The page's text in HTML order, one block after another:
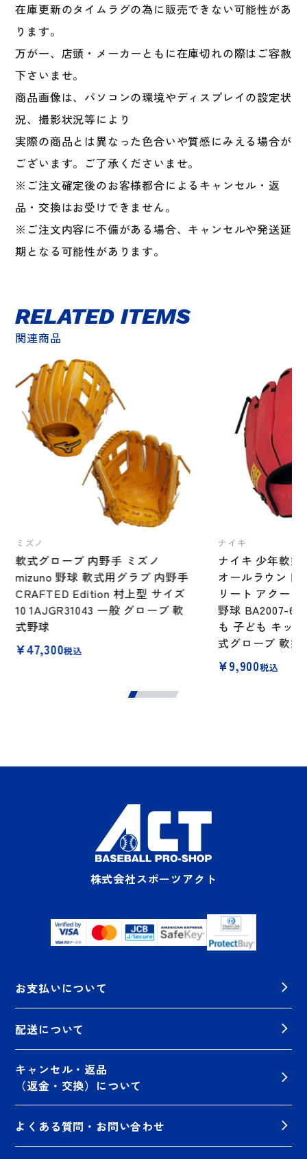
在庫更新のタイムラグの為に販売できない可能性があ
ります。
万が一、店頭・メーカーともに在庫切れの際はご容赦
下さいませ。
商品画像は、パソコンの環境やディスプレイの設定状
況、撮影状況等により
実際の商品とは異なった色合いや質感にみえる場合が
ございます。ご了承くださいませ。
※ご注文確定後のお客様都合によるキャンセル・返
品・交換はお受けできません。
※ご注文内容に不備がある場合、キャンセルや発送延
期となる可能性があります。
関連商品
RELATED ITEMS
ミズノ
軟式グローブ 内野手 ミズノ
mizuno 野球 軟式用グラブ 内野手
CRAFTED Edition 村上型 サイズ
10 1AJGR31043 一般 グローブ 軟
式野球
¥47,300税込
ナイキ
ナイキ 少年軟式
オールラウンド
リート アクー
野球 BA2007-
も 子ども キッ
式グローブ 軟式
¥9,900税込
株式会社スポーツアクト
お支払いについて
配送について
キャンセル・返品
（返金・交換）について
よくある質問・お問い合わせ